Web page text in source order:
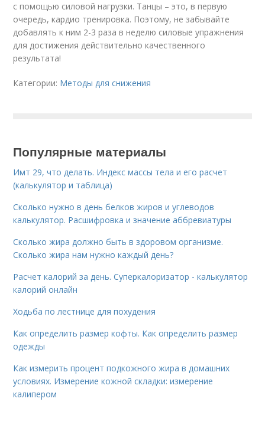
с помощью силовой нагрузки. Танцы – это, в первую
очередь, кардио тренировка. Поэтому, не забывайте
добавлять к ним 2-3 раза в неделю силовые упражнения
для достижения действительно качественного
результата!
Категории: Методы для снижения
Популярные материалы
Имт 29, что делать. Индекс массы тела и его расчет
(калькулятор и таблица)
Сколько нужно в день белков жиров и углеводов
калькулятор. Расшифровка и значение аббревиатуры
Сколько жира должно быть в здоровом организме.
Сколько жира нам нужно каждый день?
Расчет калорий за день. Суперкалоризатор - калькулятор
калорий онлайн
Ходьба по лестнице для похудения
Как определить размер кофты. Как определить размер
одежды
Как измерить процент подкожного жира в домашних
условиях. Измерение кожной складки: измерение
калипером